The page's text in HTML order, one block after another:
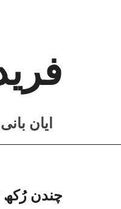
ايان بانی
چندن رُکھ